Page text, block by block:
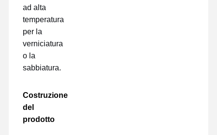
ad alta
temperatura
per la
verniciatura
o la
sabbiatura.
Costruzione
del
prodotto